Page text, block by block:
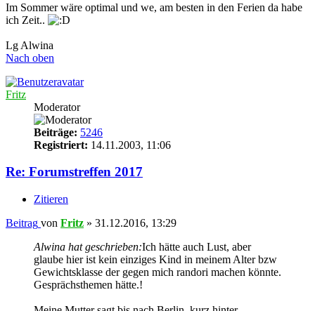
Im Sommer wäre optimal und we, am besten in den Ferien da habe
ich Zeit..
Lg Alwina
Nach oben
Fritz
Moderator
Beiträge: 5246
Registriert: 14.11.2003, 11:06
Re: Forumstreffen 2017
Zitieren
Beitrag von Fritz » 31.12.2016, 13:29
Alwina hat geschrieben:Ich hätte auch Lust, aber
glaube hier ist kein einziges Kind in meinem Alter bzw
Gewichtsklasse der gegen mich randori machen könnte.
Gesprächsthemen hätte.!